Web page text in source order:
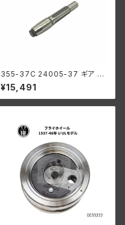
355-37C 24005-37 ギア シ
ャフト ハーレーダビッドソン 19
37-73年 WL G
¥15,491